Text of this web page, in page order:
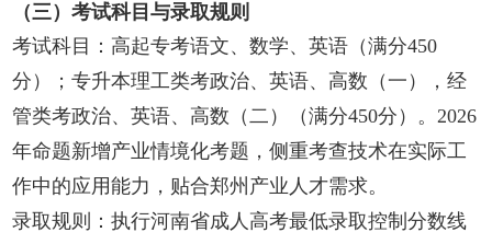
（三）考试科目与录取规则
考试科目：高起专考语文、数学、英语（满分450
分）；专升本理工类考政治、英语、高数（一），经
管类考政治、英语、高数（二）（满分450分）。2026
年命题新增产业情境化考题，侧重考查技术在实际工
作中的应用能力，贴合郑州产业人才需求。
录取规则：执行河南省成人高考最低录取控制分数线